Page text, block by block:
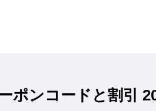
ポンコードと割引